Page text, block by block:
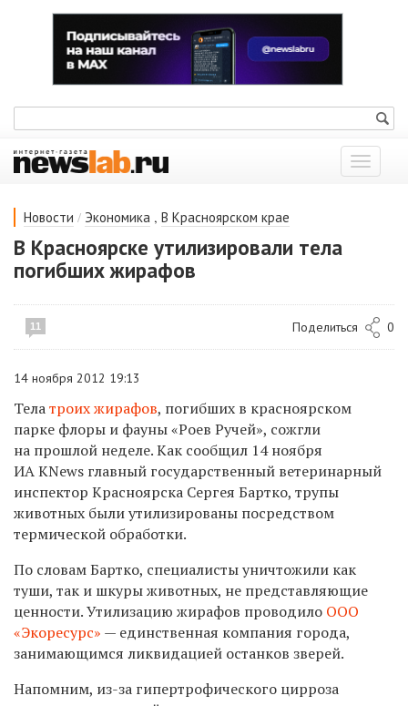
Показать
меню
Новости / Экономика , В Красноярском крае
В Красноярске утилизировали тела
погибших жирафов
11 Поделиться 0
14 ноября 2012 19:13
Телатроих жирафов, погибших в красноярском
парке флоры и фауны «Роев Ручей», сожгли
на прошлой неделе. Как сообщил 14 ноября
ИА KNews главный государственный ветеринарный
инспектор Красноярска Сергея Бартко, трупы
животных были утилизированы посредством
термической обработки.
По словам Бартко, специалисты уничтожили как
туши, так и шкуры животных, не представляющие
ценности. Утилизацию жирафов проводило ООО
«Экоресурс» — единственная компания города,
занимающимся ликвидацией останков зверей.
Напомним, из-за гипертрофического цирроза